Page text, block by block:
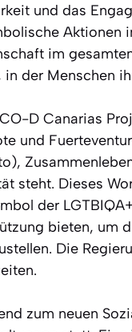
und das
Aktionen
im
in der Menschen
D Canarias
und
steht. Dieses
der
bieten, um
Die
zum neuen